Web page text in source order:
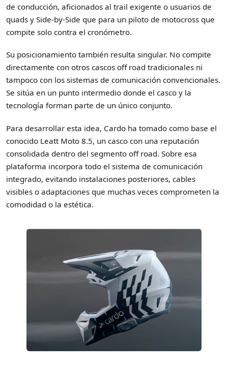
de conducción, aficionados al trail exigente o usuarios de
quads y Side-by-Side que para un piloto de motocross que
compite solo contra el cronómetro.
Su posicionamiento también resulta singular. No compite
directamente con otros cascos off road tradicionales ni
tampoco con los sistemas de comunicación convencionales.
Se sitúa en un punto intermedio donde el casco y la
tecnología forman parte de un único conjunto.
Para desarrollar esta idea, Cardo ha tomado como base el
conocido Leatt Moto 8.5, un casco con una reputación
consolidada dentro del segmento off road. Sobre esa
plataforma incorpora todo el sistema de comunicación
integrado, evitando instalaciones posteriores, cables
visibles o adaptaciones que muchas veces comprometen la
comodidad o la estética.